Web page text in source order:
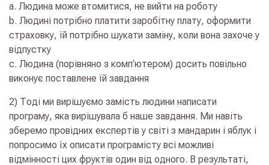
a. Людина може втомитися, не вийти на роботу
b. Людині потрібно платити заробітну плату, оформити
страховку, їй потрібно шукати заміну, коли вона захоче у
відпустку
c. Людина (порівняно з комп’ютером) досить повільно
виконує поставлене їй завдання
2) Тоді ми вирішуємо замість людини написати
програму, яка вирішувала б наше завдання. Ми навіть
зберемо провідних експертів у світі з мандарин і яблук і
попросимо їх описати програмісту всі можливі
відмінності цих фруктів один від одного. В результаті,